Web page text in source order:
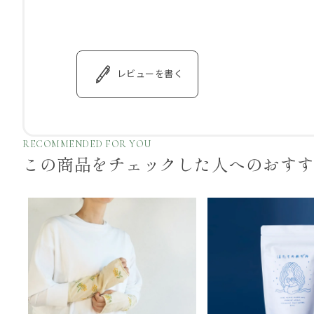
レビューを書く
RECOMMENDED FOR YOU
この商品をチェックした 人へのおす